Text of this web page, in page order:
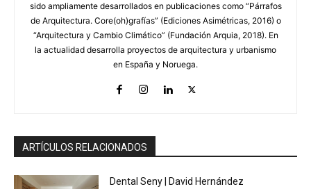
sido ampliamente desarrollados en publicaciones como “Párrafos
de Arquitectura. Core(oh)grafías” (Ediciones Asimétricas, 2016) o
“Arquitectura y Cambio Climático” (Fundación Arquia, 2018). En
la actualidad desarrolla proyectos de arquitectura y urbanismo
en España y Noruega.
ARTÍCULOS RELACIONADOS
Dental Seny | David Hernández